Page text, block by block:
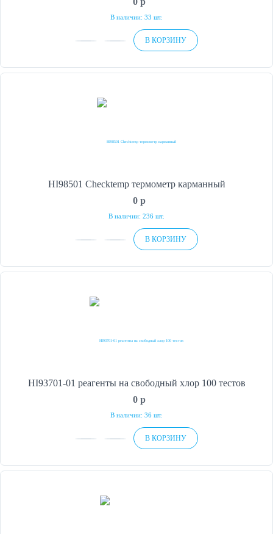
В наличии: 33 шт.
В КОРЗИНУ
HI98501 Checktemp термометр карманный
0 p
В наличии: 236 шт.
В КОРЗИНУ
HI93701-01 реагенты на свободный хлор 100 тестов
0 p
В наличии: 36 шт.
В КОРЗИНУ